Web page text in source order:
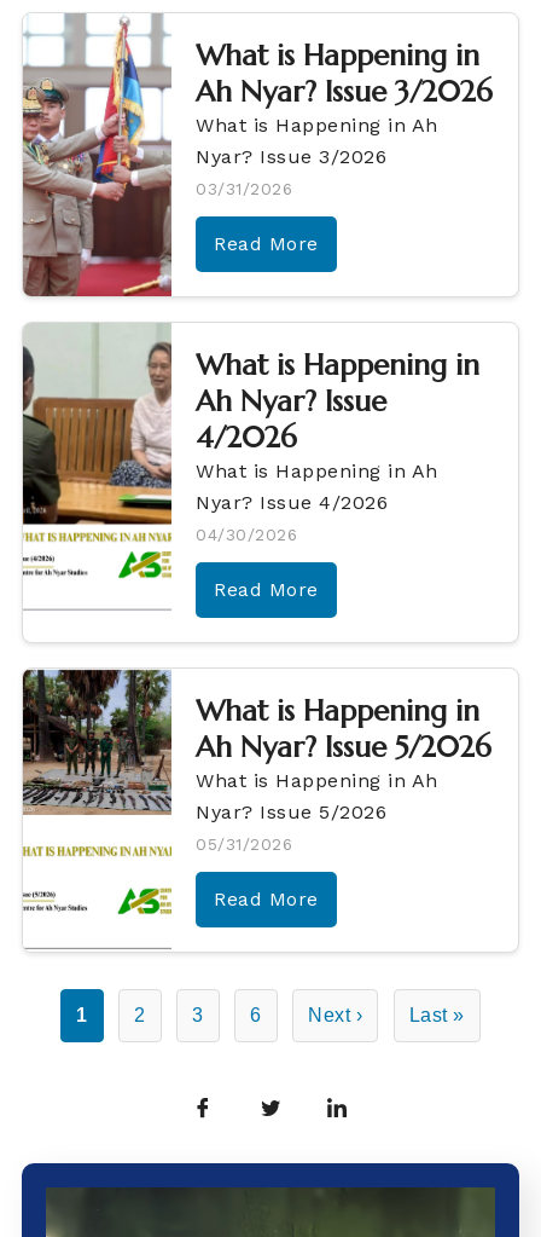
What is Happening in
Ah Nyar? Issue 3/2026
What is Happening in Ah
Nyar? Issue 3/2026
03/31/2026
Read More
What is Happening in
Ah Nyar? Issue
4/2026
What is Happening in Ah
Nyar? Issue 4/2026
04/30/2026
Read More
What is Happening in
Ah Nyar? Issue 5/2026
What is Happening in Ah
Nyar? Issue 5/2026
05/31/2026
Read More
1 2 3 6 Next › Last »